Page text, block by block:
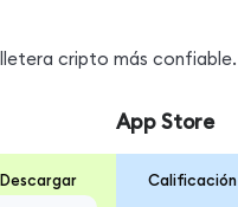
cripto más confiable.
Descargar
App Store
Calificación